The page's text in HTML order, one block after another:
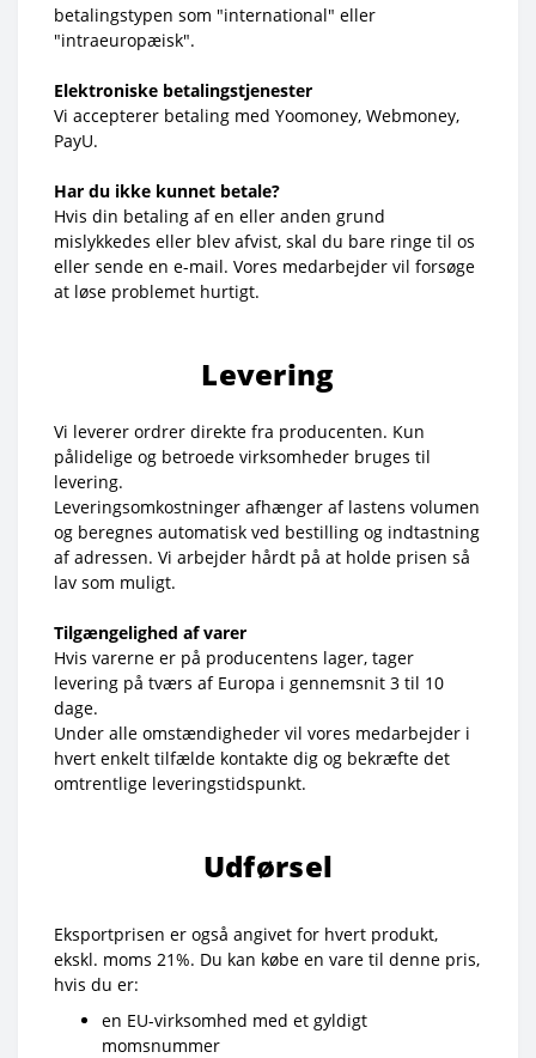
betalingstypen som "international" eller
"intraeuropæisk".
Elektroniske betalingstjenester
Vi accepterer betaling med Yoomoney, Webmoney,
PayU.
Har du ikke kunnet betale?
Hvis din betaling af en eller anden grund
mislykkedes eller blev afvist, skal du bare ringe til os
eller sende en e-mail. Vores medarbejder vil forsøge
at løse problemet hurtigt.
Levering
Vi leverer ordrer direkte fra producenten. Kun
pålidelige og betroede virksomheder bruges til
levering.
Leveringsomkostninger afhænger af lastens volumen
og beregnes automatisk ved bestilling og indtastning
af adressen. Vi arbejder hårdt på at holde prisen så
lav som muligt.
Tilgængelighed af varer
Hvis varerne er på producentens lager, tager
levering på tværs af Europa i gennemsnit 3 til 10
dage.
Under alle omstændigheder vil vores medarbejder i
hvert enkelt tilfælde kontakte dig og bekræfte det
omtrentlige leveringstidspunkt.
Udførsel
Eksportprisen er også angivet for hvert produkt,
ekskl. moms 21%. Du kan købe en vare til denne pris,
hvis du er:
en EU-virksomhed med et gyldigt
momsnummer